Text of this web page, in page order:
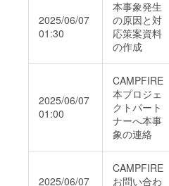
2025/06/07
01:30
本事象発生
の原因と対
応策案資料
の作成
2025/06/07
01:00
CAMPFIRE
本プロジェ
クトパート
ナーへ本事
象の連絡
2025/06/07
CAMPFIRE
お問い合わ